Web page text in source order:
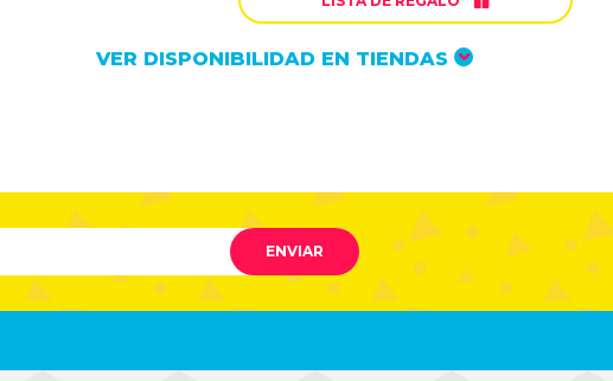
VER DISPONIBILIDAD EN TIENDAS
ENVIAR